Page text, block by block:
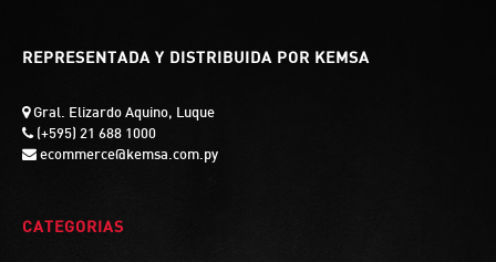
REPRESENTADA Y DISTRIBUIDA POR KEMSA
Gral. Elizardo Aquino, Luque
(+595) 21 688 1000
ecommerce@kemsa.com.py
CATEGORIAS